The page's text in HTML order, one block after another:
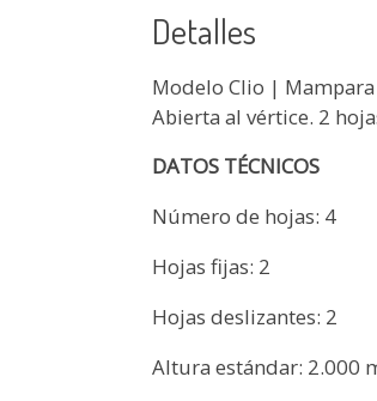
Detalles
Modelo Clio |
Abierta al vértice. 2
DATOS TÉCNICOS
Número de hojas: 4
Hojas fijas: 2
Hojas deslizantes: 2
Altura estándar: 2.000